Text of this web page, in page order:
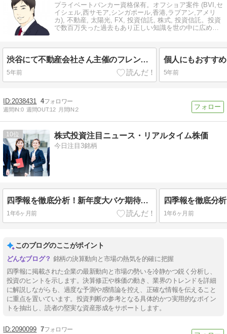
プライベートバンカー資格保有。オフショア案件 (BVI,セ
イシェル,西サモア,シンガポール,香港,ラブアン,アメリ
カ), 不動産, 太陽光, FX, 投資信託, 株式, 投資信託。投資
で数百万失った過去もあり正しい知識を世の中に広めた
渋谷にて不動産会社さん主催のフレンチ懇親会に参加しました
5年前 5年前
2038431 4
週間IN:0 週間OUT:12 月間IN:2
10 株式投資注目ニュース・リアルタイム株価
今日注目3銘柄
四季報を徹底分析！新年度大バケ期待の5銘柄(2月26日発表)
1年6ヶ月前 1年6ヶ月前
このブログのここがポイント
銘柄の決算動向と市場の熱気を的確に把握
四季報に掲載された企業の最新動向と市場の勢いを冷静かつ鋭く分析し、
投資のヒントを示します。決算修正や株価の動き、業界のトレンドを詳細
に解説しながらも、過度な予測や感情論を控え、正確な情報を伝えること
に重点を置いています。投資判断の参考となる具体的かつ実用的なポイン
トを抽出し、読者の堅実な資産形成をサポートします。
2090099 7